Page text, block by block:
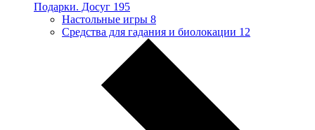
Подарки. Досуг 195
Настольные игры 8
Средства для гадания и биолокации 12